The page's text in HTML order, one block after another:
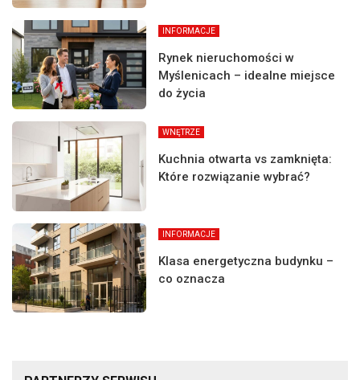
INFORMACJE
Rynek nieruchomości w
Myślenicach – idealne miejsce
do życia
WNĘTRZE
Kuchnia otwarta vs zamknięta:
Które rozwiązanie wybrać?
INFORMACJE
Klasa energetyczna budynku –
co oznacza